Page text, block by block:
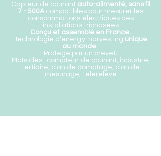
Capteur de courant auto-alimenté, sans fil
7 - 500A compatibles pour mesurer les
consommations électriques des
installations triphasées
Conçu et assemblé en France.
Technologie d’energy-harvesting unique
au monde.
Protégé par un brevet.
Mots clés : compteur de courant, industrie,
tertiaire, plan de comptage, plan de
mesurage, télérelève